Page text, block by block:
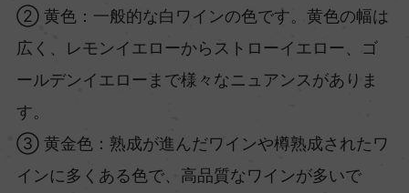
② 黄色：一般的な白ワインの色です。黄色の幅は
広く、レモンイエローからストローイエロー、ゴ
ールデンイエローまで様々なニュアンスがありま
す。
③ 黄金色：熟成が進んだワインや樽熟成されたワ
インに多くある色で、高品質なワインが多いで